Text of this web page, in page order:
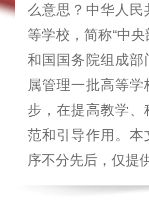
么意思？中华人
等学校，简称“中
和国国务院组成
属管理一批高等
步，在提高教学
范和引导作用。
序不分先后，仅提